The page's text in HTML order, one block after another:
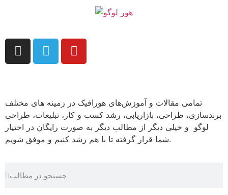
تمامی مقالات و آموزش‌های هورافیک در زمینه های مختلف
برندسازی، طراحی، بازاریابی، رشد کسب و کار، تبلیغات، طراحی
لوگو و خیلی دیگر از مطالب دیگر به صورت رایگان در اختیار
شما قرار گرفته تا با هم رشد کنیم و موفق شویم.